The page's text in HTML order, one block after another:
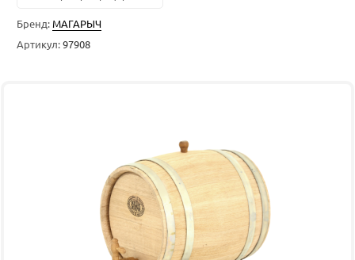
Бренд: МАГАРЫЧ
Артикул:97908